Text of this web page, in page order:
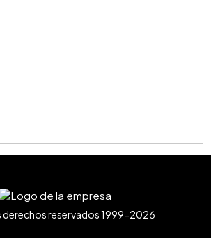
derechos reservados 1999-2026